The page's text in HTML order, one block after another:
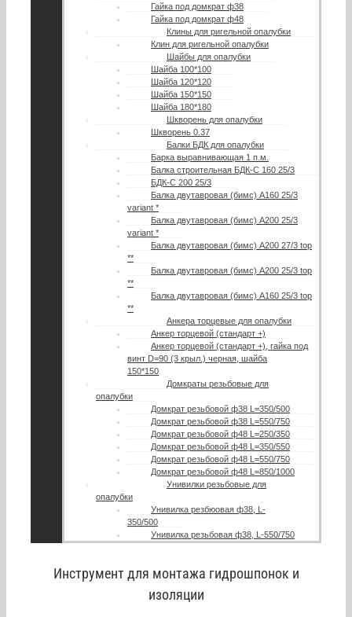
Гайка под домкрат ф38
Гайка под домкрат ф48
Клины для ригельной опалубки
Клин для ригельной опалубки
Шайбы для опалубки
Шайба 100*100
Шайба 120*120
Шайба 150*150
Шайба 180*180
Шкворень для опалубки
Шкворень 0.37
Балки БДК для опалубки
Барка выравнивающая 1 п.м.
Балка строительная БДК-С 160 25/3
БДК-С 200 25/3
Балка двутавровая (бимс) А160 25/3
variant *
Балка двутавровая (бимс) А200 25/3
variant *
Балка двутавровая (бимс) А200 27/3 top
**
Балка двутавровая (бимс) A200 25/3 top
**
Балка двутавровая (бимс) A160 25/3 top
**
Анкера торцевые для опалубки
Анкер торцевой (стандарт +)
Анкер торцевой (стандарт +), гайка под
винт D=90 (3 крыл.) черная, шайба
150*150
Домкраты резьбовые для
опалубки
Домкрат резьбовой ф38 L=350/500
Домкрат резьбовой ф38 L=550/750
Домкрат резьбовой ф48 L=250/350
Домкрат резьбовой ф48 L=350/550
Домкрат резьбовой ф48 L=550/750
Домкрат резьбовой ф48 L=850/1000
Унивилки резьбовые для
опалубки
Унивилка резбюовая ф38, L-
350/500
Унивилка резьбовая ф38, L-550/750
Инструмент для монтажа гидрошпонок и
изоляции